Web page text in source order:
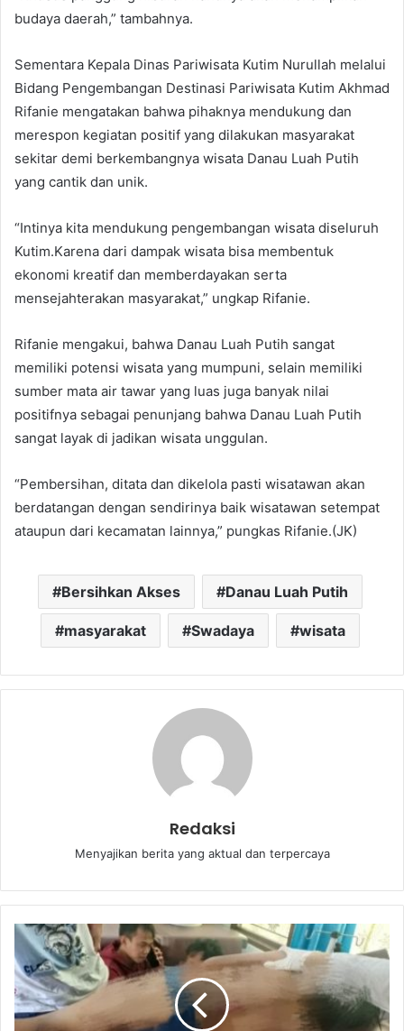
budaya daerah,” tambahnya.
Sementara Kepala Dinas Pariwisata Kutim Nurullah melalui
Bidang Pengembangan Destinasi Pariwisata Kutim Akhmad
Rifanie mengatakan bahwa pihaknya mendukung dan
merespon kegiatan positif yang dilakukan masyarakat
sekitar demi berkembangnya wisata Danau Luah Putih
yang cantik dan unik.
“Intinya kita mendukung pengembangan wisata diseluruh
Kutim.Karena dari dampak wisata bisa membentuk
ekonomi kreatif dan memberdayakan serta
mensejahterakan masyarakat,” ungkap Rifanie.
Rifanie mengakui, bahwa Danau Luah Putih sangat
memiliki potensi wisata yang mumpuni, selain memiliki
sumber mata air tawar yang luas juga banyak nilai
positifnya sebagai penunjang bahwa Danau Luah Putih
sangat layak di jadikan wisata unggulan.
“Pembersihan, ditata dan dikelola pasti wisatawan akan
berdatangan dengan sendirinya baik wisatawan setempat
ataupun dari kecamatan lainnya,” pungkas Rifanie.(JK)
Bersihkan Akses Danau Luah Putih
masyarakat Swadaya wisata
Redaksi
Menyajikan berita yang aktual dan terpercaya